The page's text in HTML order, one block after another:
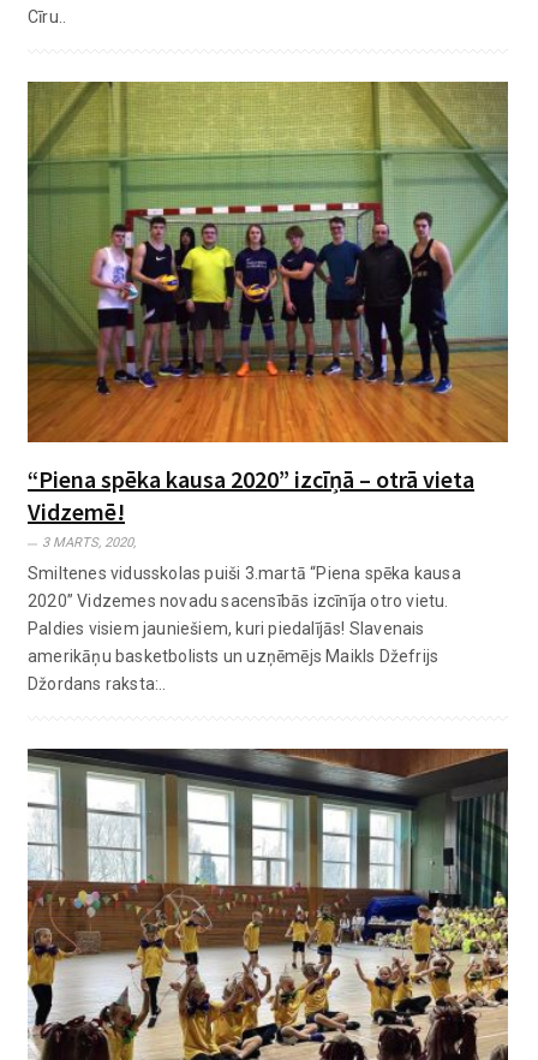
Cīru..
“Piena spēka kausa 2020” izcīņā – otrā vieta
Vidzemē!
3 MARTS, 2020,
Smiltenes vidusskolas puiši 3.martā “Piena spēka kausa
2020” Vidzemes novadu sacensībās izcīnīja otro vietu.
Paldies visiem jauniešiem, kuri piedalījās! Slavenais
amerikāņu basketbolists un uzņēmējs Maikls Džefrijs
Džordans raksta:..